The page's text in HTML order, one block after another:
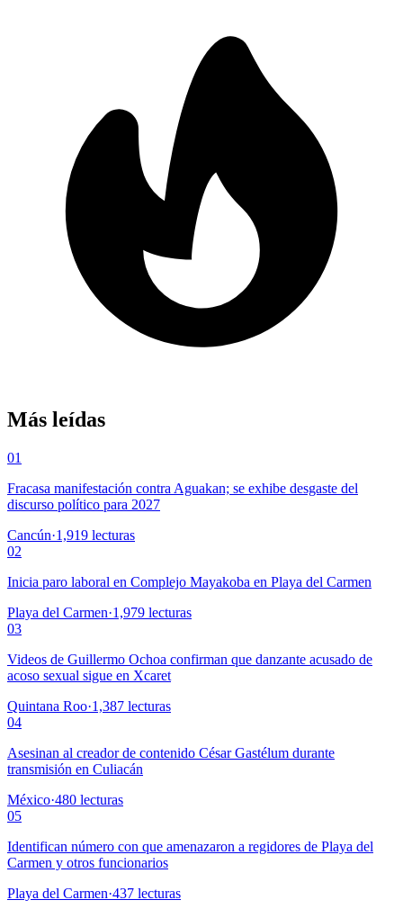
Más leídas
01
Fracasa manifestación contra Aguakan; se exhibe desgaste del
discurso político para 2027
Cancún·1,919 lecturas
02
Inicia paro laboral en Complejo Mayakoba en Playa del Carmen
Playa del Carmen·1,979 lecturas
03
Videos de Guillermo Ochoa confirman que danzante acusado de
acoso sexual sigue en Xcaret
Quintana Roo·1,387 lecturas
04
Asesinan al creador de contenido César Gastélum durante
transmisión en Culiacán
México·480 lecturas
05
Identifican número con que amenazaron a regidores de Playa del
Carmen y otros funcionarios
Playa del Carmen·437 lecturas